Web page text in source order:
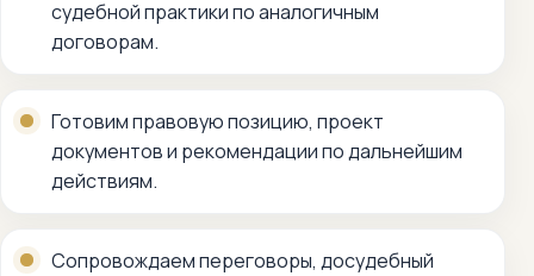
судебной практики по аналогичным
договорам.
Готовим правовую позицию, проект
документов и рекомендации по дальнейшим
действиям.
Сопровождаем переговоры, досудебный